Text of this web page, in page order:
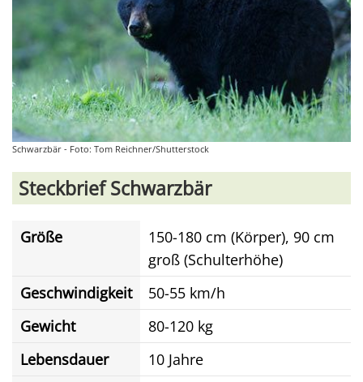
Schwarzbär - Foto: Tom Reichner/Shutterstock
Steckbrief Schwarzbär
Größe
150-180 cm (Körper), 90 cm
groß (Schulterhöhe)
Geschwindigkeit
50-55 km/h
Gewicht
80-120 kg
Lebensdauer
10 Jahre